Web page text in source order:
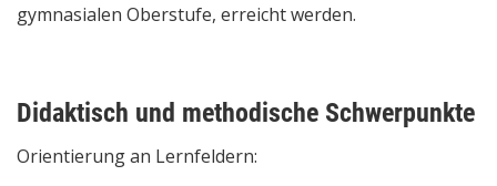
gymnasialen Oberstufe, erreicht werden.
Didaktisch und methodische Schwerpunkte
Orientierung an Lernfeldern: